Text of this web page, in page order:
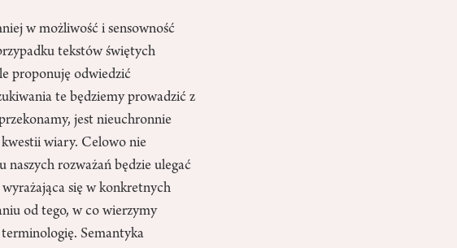
w możliwość i sensowność
tekstów świętych
proponuję odwiedzić
te będziemy prowadzić z
jest nieuchronnie
kwestii wiary. Celowo nie
rozważań będzie ulegać
się w konkretnych
od tego, w co wierzymy
terminologię. Semantyka